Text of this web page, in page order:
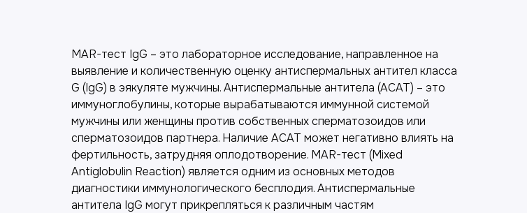
MAR-тест IgG – это лабораторное исследование, направленное на
выявление и количественную оценку антиспермальных антител класса
G (IgG) в эякуляте мужчины. Антиспермальные антитела (АСАТ) – это
иммуноглобулины, которые вырабатываются иммунной системой
мужчины или женщины против собственных сперматозоидов или
сперматозоидов партнера. Наличие АСАТ может негативно влиять на
фертильность, затрудняя оплодотворение. MAR-тест (Mixed
Antiglobulin Reaction) является одним из основных методов
диагностики иммунологического бесплодия. Антиспермальные
антитела IgG могут прикрепляться к различным частям